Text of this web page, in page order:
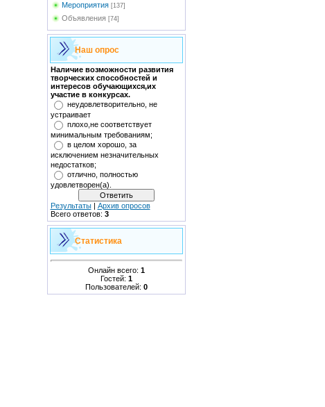
Мероприятия [137]
Объявления [74]
Наш опрос
Наличие возможности развития
творческих способностей и
интересов обучающихся,их
участие в конкурсах.
неудовлетворительно, не
устраивает
плохо,не соответствует
минимальным требованиям;
в целом хорошо, за
исключением незначительных
недостатков;
отлично, полностью
удовлетворен(а).
Результаты| Архив опросов
Всего ответов: 3
Статистика
Онлайн всего: 1
Гостей: 1
Пользователей: 0